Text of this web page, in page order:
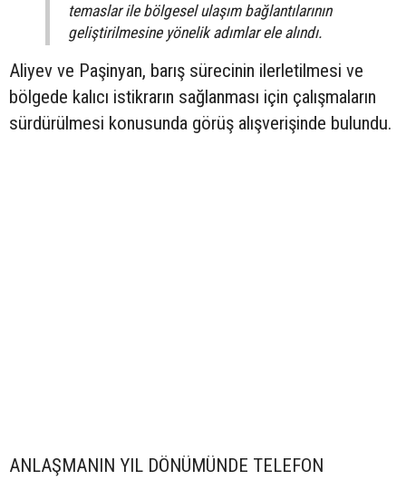
temaslar ile bölgesel ulaşım bağlantılarının
geliştirilmesine yönelik adımlar ele alındı.
Aliyev ve Paşinyan, barış sürecinin ilerletilmesi ve
bölgede kalıcı istikrarın sağlanması için çalışmaların
sürdürülmesi konusunda görüş alışverişinde bulundu.
ANLAŞMANIN YIL DÖNÜMÜNDE TELEFON